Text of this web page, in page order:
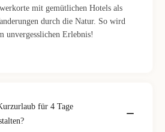
mit gemütlichen Hotels als
durch die Natur. So wird
unvergesslichen Erlebnis!
für 4 Tage